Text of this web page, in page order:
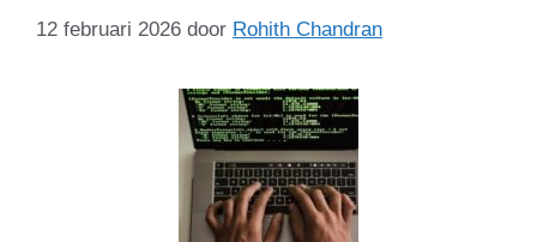
12 februari 2026 door Rohith Chandran